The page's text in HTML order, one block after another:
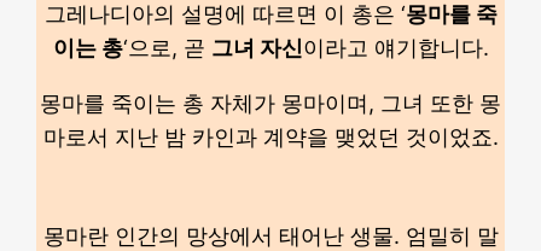
그레나디아의 설명에 따르면 이 총은 ‘몽마를 죽
이는 총‘으로, 곧 그녀 자신이라고 얘기합니다.
몽마를 죽이는 총 자체가 몽마이며, 그녀 또한 몽
마로서 지난 밤 카인과 계약을 맺었던 것이었죠.
몽마란 인간의 망상에서 태어난 생물. 엄밀히 말